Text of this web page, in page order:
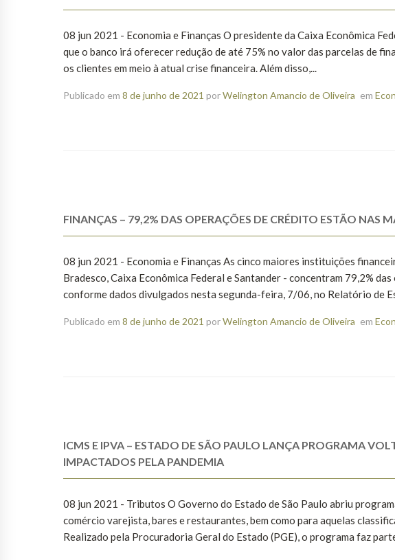
08 jun 2021 - Economia e Finanças O presidente da Caixa Econômica
que o banco irá oferecer redução de até 75% no valor das parcelas de
os clientes em meio à atual crise financeira. Além disso,...
Publicado em 8 de junho de 2021 porWelington Amancio de Oliveira em
FINANÇAS – 79,2% DAS OPERAÇÕES DE CRÉDITO ESTÃO NAS
08 jun 2021 - Economia e Finanças As cinco maiores instituições
Bradesco, Caixa Econômica Federal e Santander - concentram 79,2%
conforme dados divulgados nesta segunda-feira, 7/06, no Relatório de
Publicado em 8 de junho de 2021 porWelington Amancio de Oliveira em
ICMS E IPVA – ESTADO DE SÃO PAULO LANÇA PROGRAMA
IMPACTADOS PELA PANDEMIA
08 jun 2021 - Tributos O Governo do Estado de São Paulo abriu
comércio varejista, bares e restaurantes, bem como para aquelas
Realizado pela Procuradoria Geral do Estado (PGE), o programa faz